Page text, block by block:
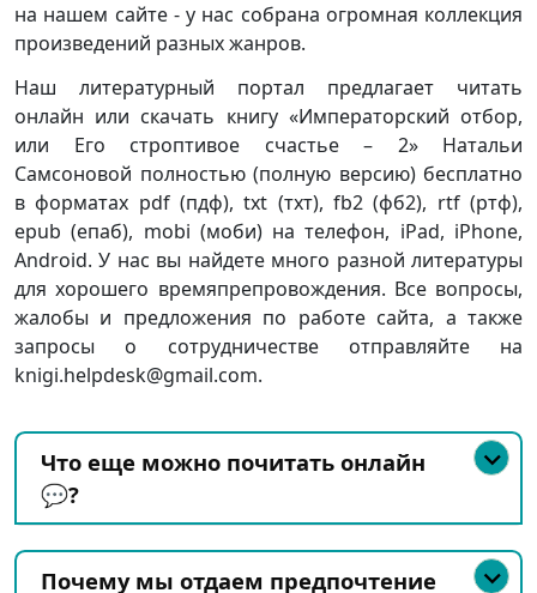
на нашем сайте - у нас собрана огромная коллекция
произведений разных жанров.
Наш литературный портал предлагает читать
онлайн или скачать книгу «Императорский отбор,
или Его строптивое счастье – 2» Натальи
Самсоновой полностью (полную версию) бесплатно
в форматах pdf (пдф), txt (тхт), fb2 (фб2), rtf (ртф),
epub (епаб), mobi (моби) на телефон, iPad, iPhone,
Android. У нас вы найдете много разной литературы
для хорошего времяпрепровождения. Все вопросы,
жалобы и предложения по работе сайта, а также
запросы о сотрудничестве отправляйте на
knigi.helpdesk@gmail.com.
Что еще можно почитать онлайн
💬?
Почему мы отдаем предпочтение